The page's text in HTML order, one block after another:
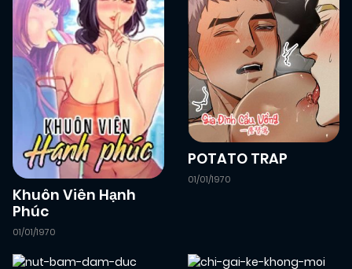
Khuôn Viên Hạnh
Phúc
01/01/1970
POTATO TRAP
01/01/1970